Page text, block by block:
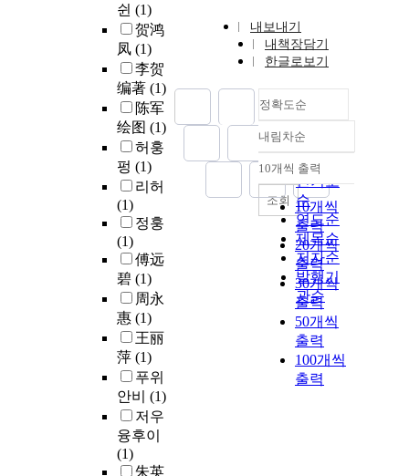
쉰 (1)
贺鸿
凤 (1)
李贺
编著 (1)
陈军
绘图 (1)
허훙
펑 (1)
리허
(1)
정훙
(1)
傅远
碧 (1)
周永
惠 (1)
王丽
萍 (1)
푸위
안비 (1)
저우
융후이
(1)
朱英
내보내기
내책장담기
한글로보기
정확도순
정확도
순
인기도
순
연도순
제목순
저자순
발행기
관순
내림차순
내림차순
10개씩 출력
10개씩
출력
20개씩
출력
30개씩
출력
50개씩
출력
100개씩
출력
조회